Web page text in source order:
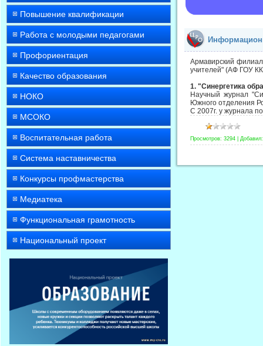
Повышение квалификации
Работа с молодыми педагогами
Профориентация
Качество образования
НОКО
МСОКО
Воспитательная работа
Система наставничества
Конкурсы профмастерства
Медиатека
Функциональная грамотность
Национальный проект
Армавирский филиал
учителей" (АФ ГОУ
1. "Синергетика
Научный журнал
Южного отделения
C 2007г. у журнала
Просмотров: 3294 Добавил: